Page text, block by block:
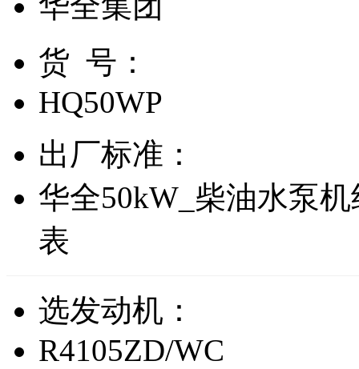
货 号：
HQ50WP
出厂标准：
华全50kW_柴油水泵
表
选发动机：
R4105ZD/WC